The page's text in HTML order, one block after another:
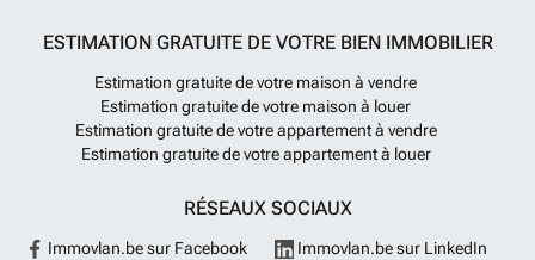
ESTIMATION GRATUITE DE VOTRE BIEN IMMOBILIER
Estimation gratuite de votre maison à vendre
Estimation gratuite de votre maison à louer
Estimation gratuite de votre appartement à vendre
Estimation gratuite de votre appartement à louer
RÉSEAUX SOCIAUX
Immovlan.be sur Facebook Immovlan.be sur LinkedIn